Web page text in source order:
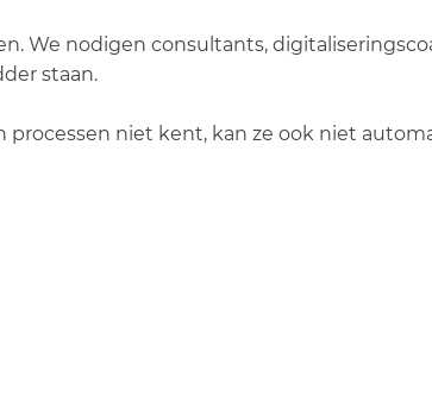
We nodigen consultants,
staan.
processen niet kent, kan ze ook niet